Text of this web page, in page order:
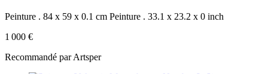
Peinture . 84 x 59 x 0.1 cm Peinture . 33.1 x 23.2 x 0 inch
1 000 €
Recommandé par Artsper